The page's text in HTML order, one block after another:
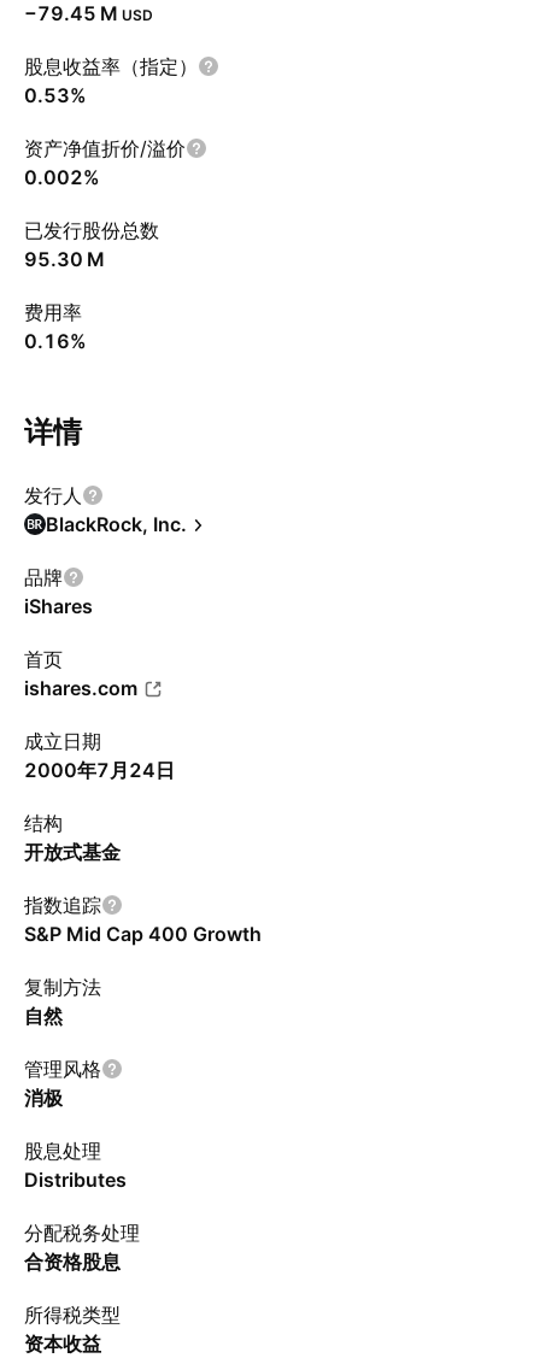
‪−79.45 M‬ USD
股息收益率（指定）
0.53%
资产净值折价/溢价
0.002%
已发行股份总数
‪95.30 M‬
费用率
0.16%
详情
发行人
BlackRock, Inc.
品牌
iShares
首页
ishares.com
成立日期
2000年7月24日
结构
开放式基金
指数追踪
S&P Mid Cap 400 Growth
复制方法
自然
管理风格
消极
股息处理
Distributes
分配税务处理
合资格股息
所得税类型
资本收益